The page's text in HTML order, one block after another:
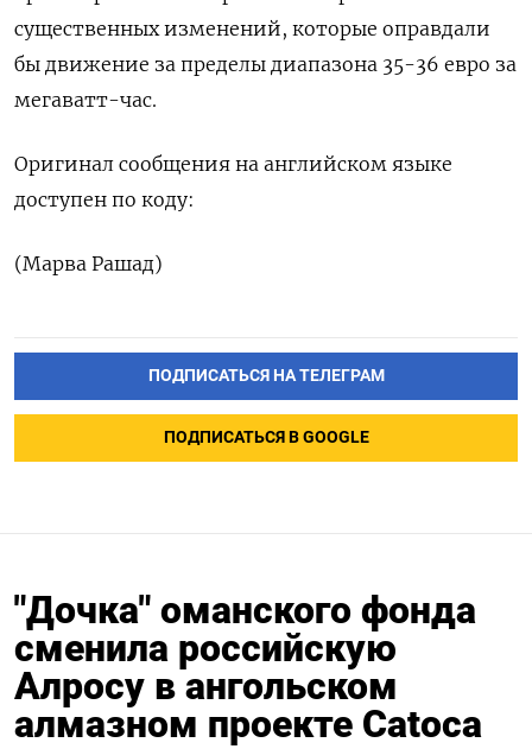
существенных изменений, которые оправдали
бы движение за пределы диапазона 35-36 евро за
мегаватт-час.
Оригинал сообщения на английском языке
доступен по коду:
(Марва Рашад)
ПОДПИСАТЬСЯ НА ТЕЛЕГРАМ
ПОДПИСАТЬСЯ В GOOGLE
"Дочка" оманского фонда
сменила российскую
Алросу в ангольском
алмазном проекте Catoca